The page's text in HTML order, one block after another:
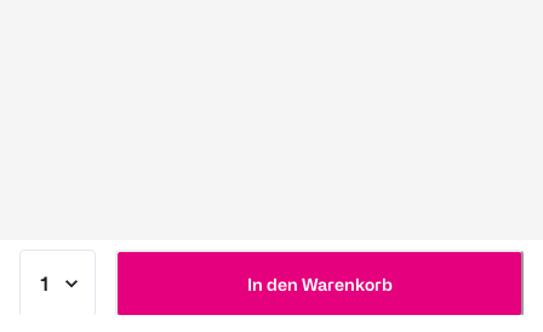
In den Warenkorb